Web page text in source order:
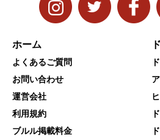
ホーム
よくあるご質問
お問い合わせ
運営会社
利用規約
ブルル掲載料金